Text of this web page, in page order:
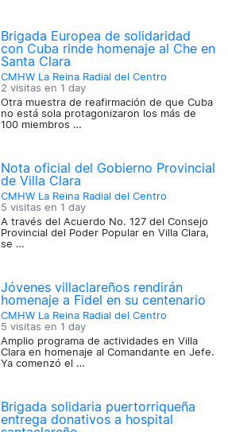
Brigada Europea de solidaridad
con Cuba rinde homenaje al Che en
Santa Clara
CMHW La Reina Radial del Centro
2 visitas en 1 day
Otra muestra de reafirmación de que Cuba
no está sola protagonizaron los más de
100 miembros …
Nota oficial del Gobierno Provincial
de Villa Clara
CMHW La Reina Radial del Centro
5 visitas en 1 day
A través del Acuerdo No. 127 del Consejo
Provincial del Poder Popular en Villa Clara,
se …
Jóvenes villaclareños rendirán
homenaje a Fidel en su centenario
CMHW La Reina Radial del Centro
5 visitas en 1 day
Amplio programa de actividades en Villa
Clara en homenaje al Comandante en Jefe.
Ya comenzó el …
Brigada solidaria puertorriqueña
entrega donativos a hospital